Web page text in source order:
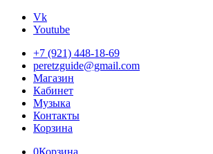
Vk
Youtube
+7 (921) 448-18-69
peretzguide@gmail.com
Магазин
Кабинет
Музыка
Контакты
Корзина
0Корзина